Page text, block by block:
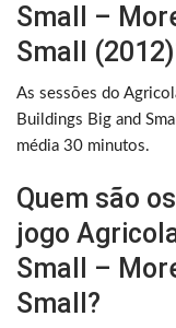
Small –
Small
As sessões do
Buildings Big and
média 30 minutos.
Quem são
jogo
Small –
Small?